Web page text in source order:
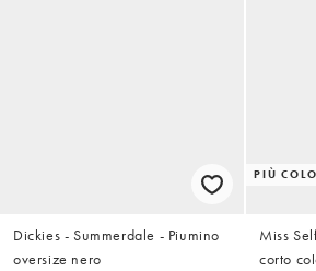
Dickies - Summerdale - Piumino
oversize nero
PIÙ
Miss
corto